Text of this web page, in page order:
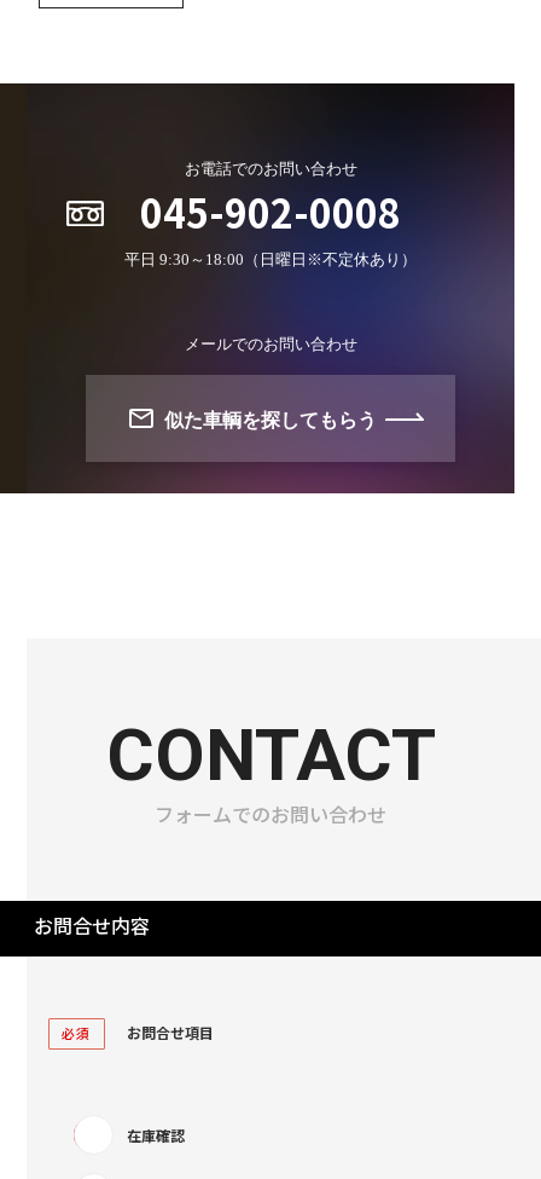
お電話でのお問い合わせ
045-902-0008
平日 9:30～18:00（日曜日※不定休あり）
メールでのお問い合わせ
似た車輌を探してもらう
CONTACT
フォームでのお問い合わせ
お問合せ内容
必須 お問合せ項目
在庫確認